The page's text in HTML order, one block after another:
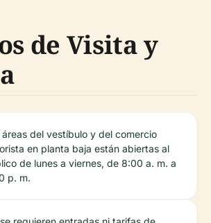
de Visita y
áreas del vestíbulo y del comercio
en planta baja están abiertas al
de lunes a viernes, de 8:00 a. m. a
p. m.